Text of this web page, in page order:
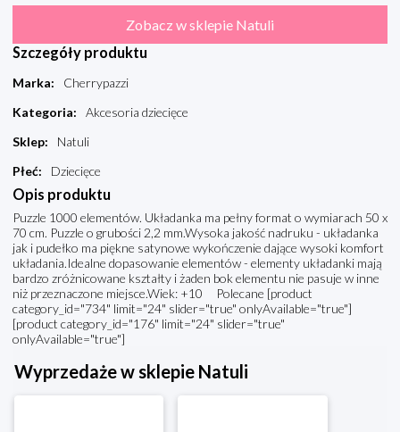
Zobacz w sklepie Natuli
Szczegóły produktu
Marka:
Cherrypazzi
Kategoria:
Akcesoria dziecięce
Sklep:
Natuli
Płeć: Dziecięce
Opis produktu
Puzzle 1000 elementów. Układanka ma pełny format o wymiarach 50 x
70 cm. Puzzle o grubości 2,2 mm.Wysoka jakość nadruku - układanka
jak i pudełko ma piękne satynowe wykończenie dające wysoki komfort
układania.Idealne dopasowanie elementów - elementy układanki mają
bardzo zróżnicowane kształty i żaden bok elementu nie pasuje w inne
niż przeznaczone miejsce.Wiek: +10 Polecane [product
category_id="734" limit="24" slider="true" onlyAvailable="true"]
[product category_id="176" limit="24" slider="true"
onlyAvailable="true"]
Wyprzedaże w sklepie Natuli